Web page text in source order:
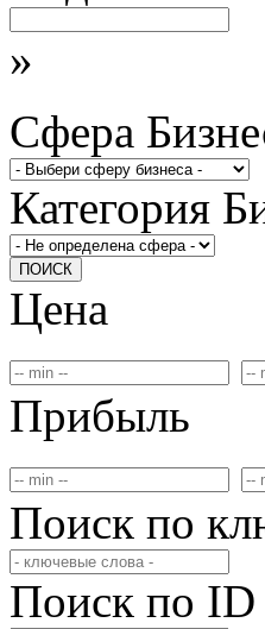
»
Сфера
Категория
ПОИСК
Цена
Прибыль
Поиск по
Поиск по ID